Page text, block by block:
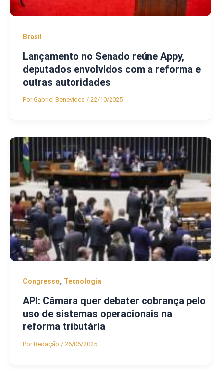
Brasil
Lançamento no Senado reúne Appy,
deputados envolvidos com a reforma e
outras autoridades
PorGabriel Benevides / 22/10/2025
Congresso, Tecnologia
API: Câmara quer debater cobrança pelo
uso de sistemas operacionais na
reforma tributária
PorRedação / 26/06/2025